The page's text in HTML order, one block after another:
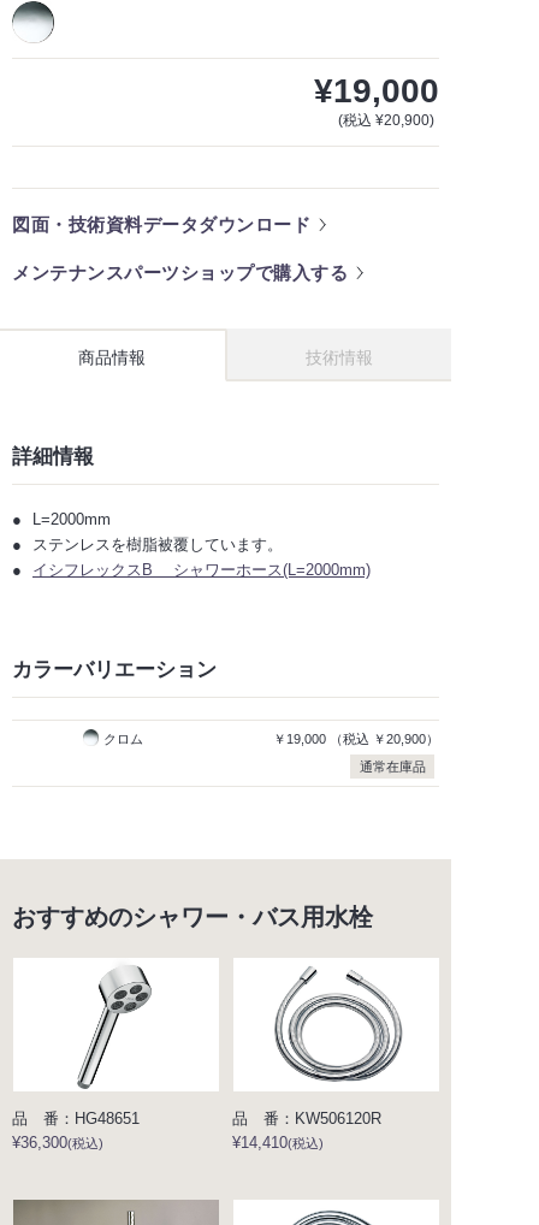
¥19,000
(税込 ¥20,900)
図面・技術資料データダウンロード
メンテナンスパーツショップで購入する
商品情報 技術情報
詳細情報
L=2000mm
ステンレスを樹脂被覆しています。
イシフレックスB シャワーホース(L=2000mm)
カラーバリエーション
クロム ￥19,000 （税込 ￥20,900）
通常在庫品
おすすめのシャワー・バス用水栓
品 番：HG48651
¥36,300(税込)
品 番：KW506120R
¥14,410(税込)